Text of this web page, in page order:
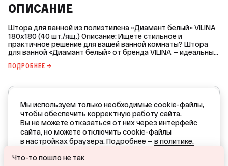
ОПИСАНИЕ
Штора для ванной из полиэтилена «Диамант белый» VILINA
180x180 (40 шт./ящ.) Описание: Ищете стильное и
практичное решение для вашей ванной комнаты? Штора
для ванной «Диамант белый» от бренда VILINA — идеальный
полиэтилена, который обеспечивает долговечность и
комнаты яркость и свежесть. Преимущества: * Материал:
полиэтилен высокой прочности. * Цвет: цветные оттенки,
которые подчеркнут стиль вашей ванной комнаты. *
Комплектация: в комплекте с шторкой идут 12 колец, что
упрощает процесс установки. * Плотность: 38 г/кв.м —
оптимальный показатель для обеспечения надёжной
защиты от брызг воды. Характеристики: * Размер: 180 x 180
мм. * Ширина без упаковки: 180 мм. * Высота без упаковки:
ПОДРОБНЕЕ →
Все товары бренда
РОССИЯ — страна производства
Ваш город — Краснодар?
Мы используем только необходимые cookie-файлы,
чтобы обеспечить корректную работу сайта.
Вы не можете отказаться от них через интерфейс
сайта, но можете отключить cookie-файлы
в настройках браузера. Подробнее — в политике.
Что-то пошло не так